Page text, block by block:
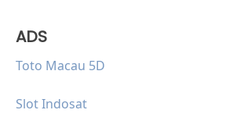
ADS
Toto Macau 5D
Slot Indosat